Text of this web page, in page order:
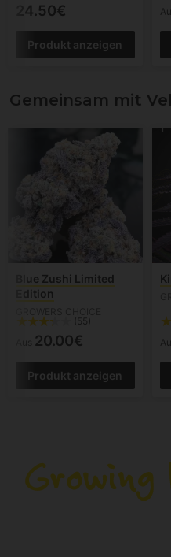
24.50€
Produkt anzeigen
Gemeinsam mit
Blue Zushi Limited
Edition
(55)
20.00€
Produkt anzeigen